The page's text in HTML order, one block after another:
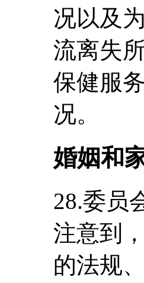
况以及
流离失
保健服
况。
婚姻和
28.委员
注意到
的法规